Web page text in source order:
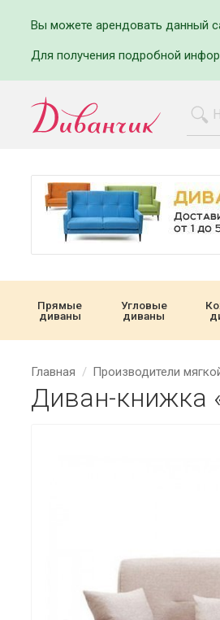
Вы можете арендовать данный
Для получения подробной
Прямые
диваны
Угловые
диваны
Главная Производители
Диван-книжка